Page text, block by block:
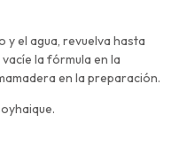
y el agua, revuelva hasta
la fórmula en la
en la preparación.